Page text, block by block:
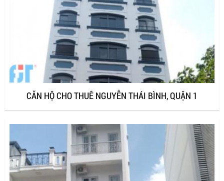
CĂN HỘ CHO THUÊ NGUYỄN THÁI BÌNH, QUẬN 1